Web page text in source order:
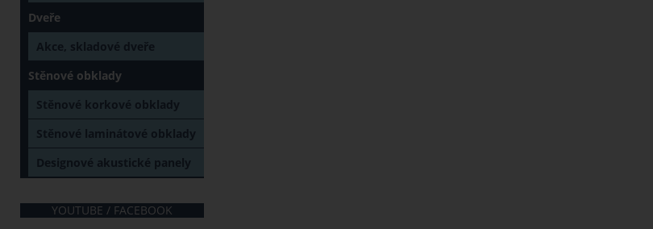
Dveře
Akce, skladové dveře
Stěnové obklady
Stěnové korkové obklady
Stěnové laminátové obklady
Designové akustické panely
YOUTUBE / FACEBOOK